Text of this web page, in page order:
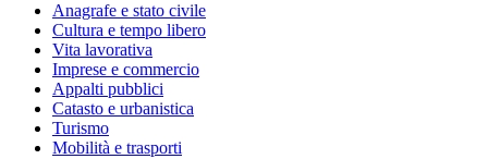
Anagrafe e stato civile
Cultura e tempo libero
Vita lavorativa
Imprese e commercio
Appalti pubblici
Catasto e urbanistica
Turismo
Mobilità e trasporti